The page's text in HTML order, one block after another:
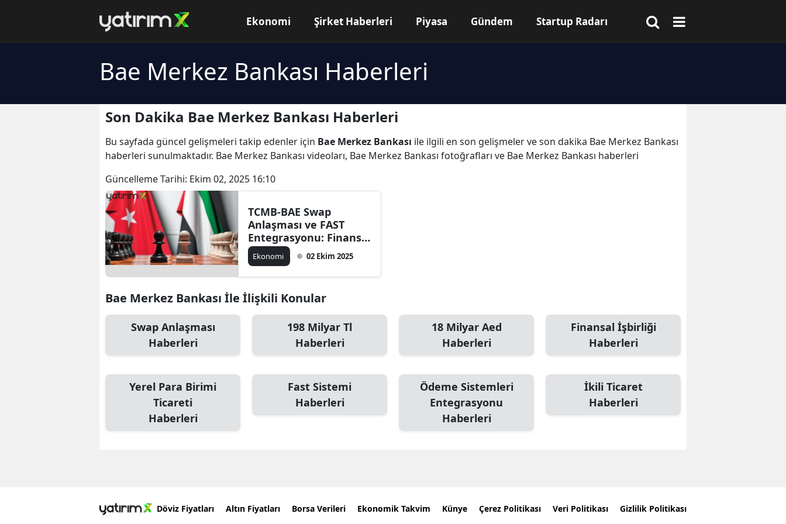
Ekonomi Şirket Haberleri Piyasa Gündem Startup Radarı
Bae Merkez Bankası Haberleri
Son Dakika Bae Merkez Bankası Haberleri
Bu sayfada güncel gelişmeleri takip edenler için Bae Merkez Bankası ile ilgili en son gelişmeler ve son dakika Bae Merkez Bankası
haberleri sunulmaktadır. Bae Merkez Bankası videoları, Bae Merkez Bankası fotoğrafları ve Bae Merkez Bankası haberleri
Güncelleme Tarihi: Ekim 02, 2025 16:10
TCMB-BAE Swap
Anlaşması ve FAST
Entegrasyonu: Finansal
Köprü Kuruldu
Ekonomi 02 Ekim 2025
Bae Merkez Bankası İle İlişkili Konular
Swap Anlaşması
Haberleri
198 Milyar Tl
Haberleri
18 Milyar Aed
Haberleri
Finansal İşbirliği
Haberleri
Yerel Para Birimi
Ticareti
Haberleri
Fast Sistemi
Haberleri
Ödeme Sistemleri
Entegrasyonu
Haberleri
İkili Ticaret
Haberleri
Döviz Fiyatları Altın Fiyatları Borsa Verileri Ekonomik Takvim Künye Çerez Politikası Veri Politikası Gizlilik Politikası